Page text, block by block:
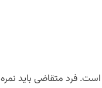
فرد متقاضی باید نمره